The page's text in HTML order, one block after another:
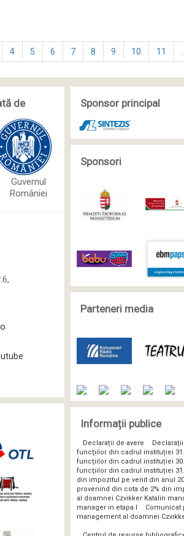
4 5 6 7 8 9 10 11
de
Guvernul
României
Sponsor principal
Sponsori
Parteneri media
Informații publice
Declarații de avere
funcţiilor din cadrul instituției
funcţiilor din cadrul instituției
funcţiilor din cadrul instituției
din impozitul pe venit din anul
provenind din cota de 2% din
al doamnei Czvikker Katalin
manager in etapa I
Comunicat
management al doamnei